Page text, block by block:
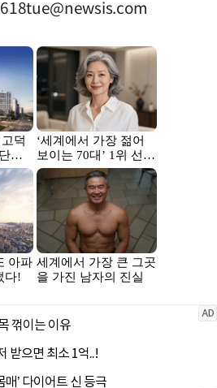
618tue@newsis.com